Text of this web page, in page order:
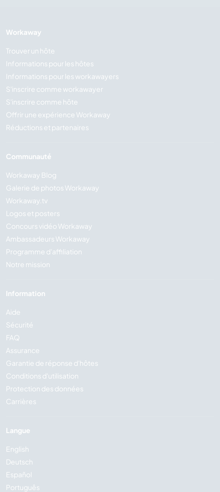
Workaway
Trouver un hôte
Informations pour les hôtes
Informations pour les workawayers
S'inscrire comme workawayer
S'inscrire comme hôte
Offrir une expérience Workaway
Réductions et partenaires
Communauté
Workaway Blog
Galerie de photos Workaway
Workaway.tv
Logos et posters
Concours vidéo Workaway
Ambassadeurs Workaway
Programme d'affiliation
Notre mission
Information
Aide
Sécurité
FAQ
Assurance
Garantie de réponse d'hôtes
Conditions d'utilisation
Protection des données
Carrières
Langue
English
Deutsch
Español
Português